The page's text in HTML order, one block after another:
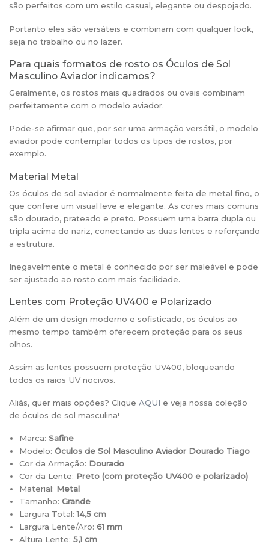
são perfeitos com um estilo casual, elegante ou despojado.
Portanto eles são versáteis e combinam com qualquer look,
seja no trabalho ou no lazer.
Para quais formatos de rosto os Óculos de Sol
Masculino Aviador indicamos?
Geralmente, os rostos mais quadrados ou ovais combinam
perfeitamente com o modelo aviador.
Pode-se afirmar que, por ser uma armação versátil, o modelo
aviador pode contemplar todos os tipos de rostos, por
exemplo.
Material Metal
Os óculos de sol aviador é normalmente feita de metal fino, o
que confere um visual leve e elegante. As cores mais comuns
são dourado, prateado e preto. Possuem uma barra dupla ou
tripla acima do nariz, conectando as duas lentes e reforçando
a estrutura.
Inegavelmente o metal é conhecido por ser maleável e pode
ser ajustado ao rosto com mais facilidade.
Lentes com Proteção UV400 e Polarizado
Além de um design moderno e sofisticado, os óculos ao
mesmo tempo também oferecem proteção para os seus
olhos.
Assim as lentes possuem proteção UV400, bloqueando
todos os raios UV nocivos.
Aliás, quer mais opções? Clique AQUI e veja nossa coleção
de óculos de sol masculina!
Marca:Safine
Modelo:Óculos de Sol Masculino Aviador Dourado Tiago
Cor da Armação: Dourado
Cor da Lente: Preto (com proteção UV400 e polarizado)
Material: Metal
Tamanho:Grande
Largura Total:14,5 cm
Largura Lente/Aro: 61 mm
Altura Lente:5,1 cm